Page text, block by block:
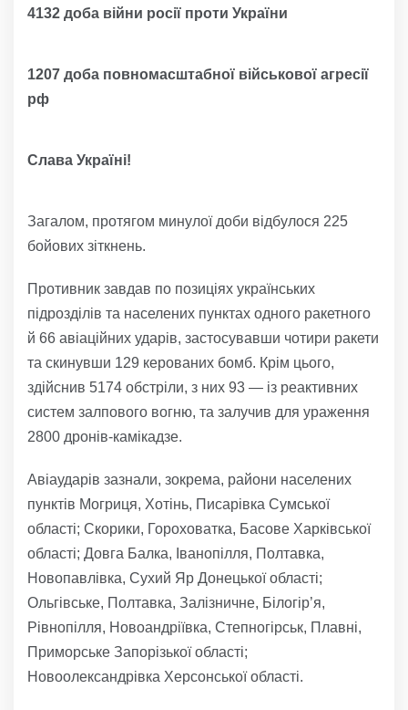
4132 доба війни росії проти України
1207 доба повномасштабної військової агресії
рф
Слава Україні!
Загалом, протягом минулої доби відбулося 225
бойових зіткнень.
Противник завдав по позиціях українських
підрозділів та населених пунктах одного ракетного
й 66 авіаційних ударів, застосувавши чотири ракети
та скинувши 129 керованих бомб. Крім цього,
здійснив 5174 обстріли, з них 93 — із реактивних
систем залпового вогню, та залучив для ураження
2800 дронів-камікадзе.
Авіаударів зазнали, зокрема, райони населених
пунктів Могриця, Хотінь, Писарівка Сумської
області; Скорики, Гороховатка, Басове Харківської
області; Довга Балка, Іванопілля, Полтавка,
Новопавлівка, Сухий Яр Донецької області;
Ольгівське, Полтавка, Залізничне, Білогір’я,
Рівнопілля, Новоандріївка, Степногірськ, Плавні,
Приморське Запорізької області;
Новоолександрівка Херсонської області.